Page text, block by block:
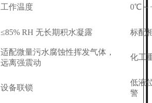
工作温度 0℃～
≤85% RH 无长期积水凝露 标配
适配微量污水腐蚀性挥发气体，
远离强震动
化工
设备联锁
低液
警